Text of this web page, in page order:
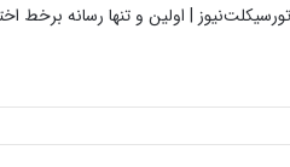
| اولین و تنها رسانه برخط